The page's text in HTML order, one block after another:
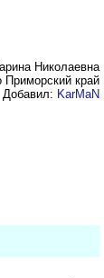
Николаевна
край
Добавил: KarMaN